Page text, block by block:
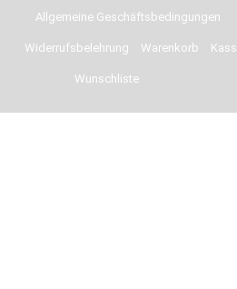
Allgemeine Geschäftsbedingungen
Widerrufsbelehrung Warenkorb
Wunschliste